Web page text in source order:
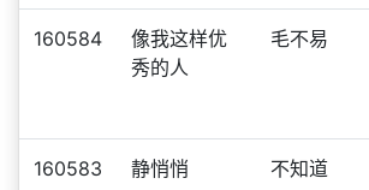
160584
像我这样优
秀的人
毛不易
160583 静悄悄 不知道